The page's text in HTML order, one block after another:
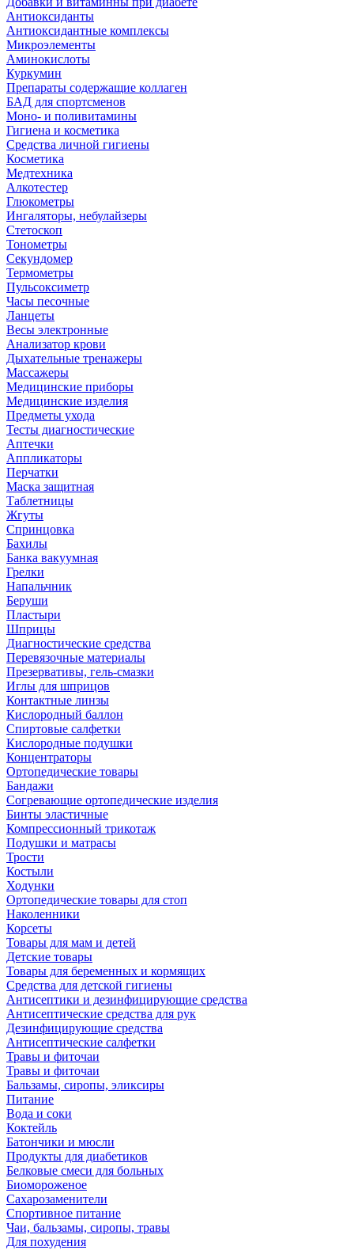
Антиоксиданты
Антиоксидантные комплексы
Микроэлементы
Аминокислоты
Куркумин
Препараты содержащие коллаген
БАД для спортсменов
Моно- и поливитамины
Гигиена и косметика
Средства личной гигиены
Косметика
Медтехника
Алкотестер
Глюкометры
Ингаляторы, небулайзеры
Стетоскоп
Тонометры
Секундомер
Термометры
Пульсоксиметр
Часы песочные
Ланцеты
Весы электронные
Анализатор крови
Дыхательные тренажеры
Массажеры
Медицинские приборы
Медицинские изделия
Предметы ухода
Тесты диагностические
Аптечки
Аппликаторы
Перчатки
Маска защитная
Таблетницы
Жгуты
Спринцовка
Бахилы
Банка вакуумная
Грелки
Напальчник
Беруши
Пластыри
Шприцы
Диагностические средства
Перевязочные материалы
Презервативы, гель-смазки
Иглы для шприцов
Контактные линзы
Кислородный баллон
Спиртовые салфетки
Кислородные подушки
Концентраторы
Ортопедические товары
Бандажи
Согревающие ортопедические изделия
Бинты эластичные
Компрессионный трикотаж
Подушки и матрасы
Трости
Костыли
Ходунки
Ортопедические товары для стоп
Наколенники
Корсеты
Товары для мам и детей
Детские товары
Товары для беременных и кормящих
Средства для детской гигиены
Антисептики и дезинфицирующие средства
Антисептические средства для рук
Дезинфицирующие средства
Антисептические салфетки
Травы и фиточаи
Травы и фиточаи
Бальзамы, сиропы, эликсиры
Питание
Вода и соки
Коктейль
Батончики и мюсли
Продукты для диабетиков
Белковые смеси для больных
Биомороженое
Сахарозаменители
Спортивное питание
Чаи, бальзамы, сиропы, травы
Для похудения